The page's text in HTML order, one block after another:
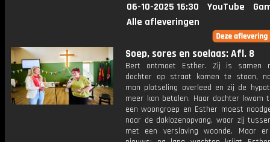
06-10-2025 16:30 YouTube
Alle afleveringen
Soep, sores en soelaas: Afl. 8
Bert ontmoet Esther. Zij is samen
dochter op straat komen te staan,
man plotseling overleed en zij de
meer kon betalen. Haar dochter kwam
een woongroep en Esther moest
naar de daklozenopvang, waar zij
met een verslaving woonde. Maar